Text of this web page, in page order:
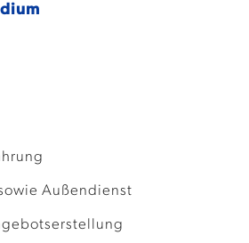
Außendienst